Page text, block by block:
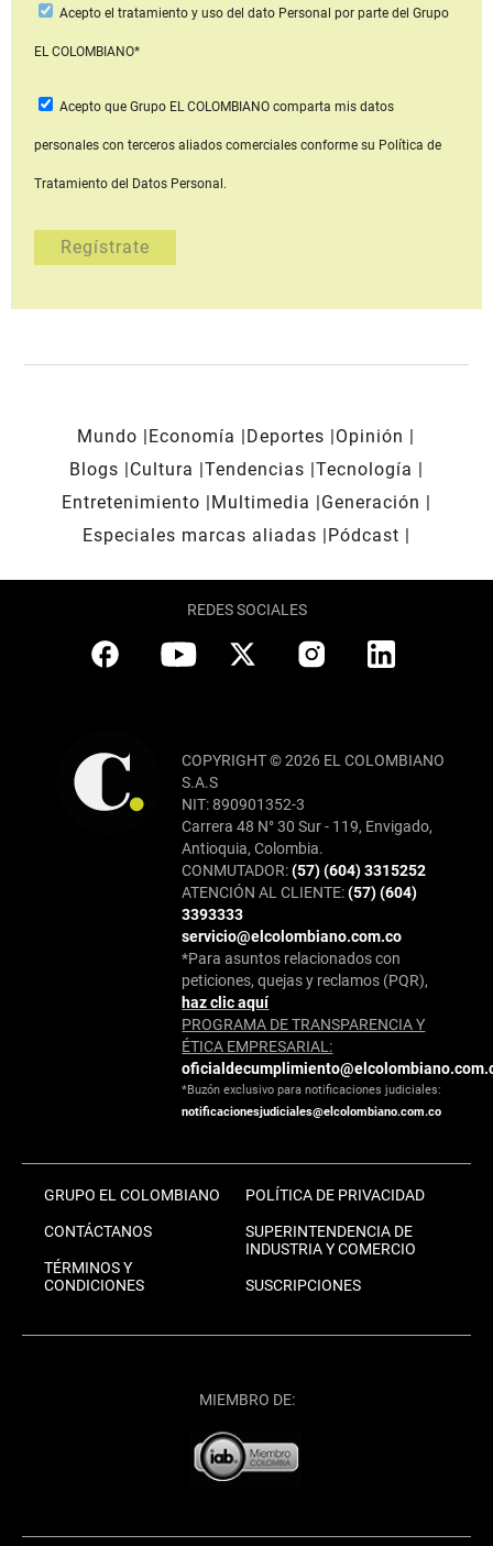
Acepto el tratamiento y uso del dato Personal por parte del Grupo
EL COLOMBIANO*
Acepto que Grupo EL COLOMBIANOcomparta mis datos
personales con terceros aliados comerciales conforme su Política de
Tratamiento del Datos Personal.
Mundo Economía Deportes
Opinión
Blogs
Cultura Tendencias Tecnología
Entretenimiento
Multimedia
Generación
Especiales marcas aliadas
Pódcast
REDES SOCIALES
COPYRIGHT © 2026 EL COLOMBIANO
S.A.S
NIT: 890901352-3
Carrera 48 N° 30 Sur - 119, Envigado,
Antioquia, Colombia.
CONMUTADOR:(57) (604) 3315252
ATENCIÓN AL CLIENTE:(57) (604)
3393333
servicio@elcolombiano.com.co
*Para asuntos relacionados con
peticiones, quejas y reclamos (PQR),
haz clic aquí
PROGRAMA DE TRANSPARENCIA Y
ÉTICA EMPRESARIAL:
*Buzón exclusivo para notificaciones judiciales:
notificacionesjudiciales@elcolombiano.com.co
GRUPO EL COLOMBIANO
CONTÁCTANOS
TÉRMINOS Y
CONDICIONES
POLÍTICA DE PRIVACIDAD
SUPERINTENDENCIA DE
INDUSTRIA Y COMERCIO
SUSCRIPCIONES
MIEMBRO DE: